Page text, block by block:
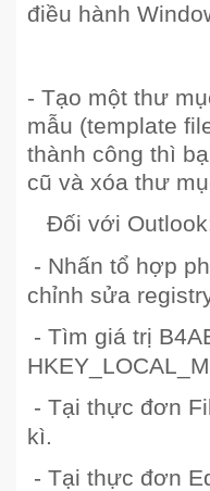
điều hành
- Tạo một thư
mẫu (template
thành công thì
cũ và xóa thư
Đối với
- Nhấn tổ hợp
chỉnh sửa
- Tìm giá trị
- Tại thực đơn
kì.
- Tại thực đơn